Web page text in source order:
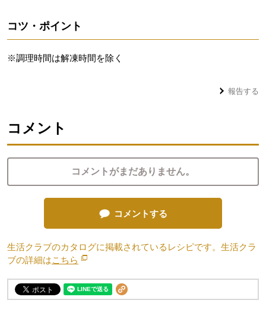
コツ・ポイント
※調理時間は解凍時間を除く
報告する
コメント
コメントがまだありません。
コメントする
生活クラブのカタログに掲載されているレシピです。生活クラ
ブの詳細はこちら 別のウィンドウで開きます。